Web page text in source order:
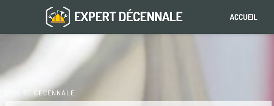
ACCUEIL
EXPERT DECENNALE